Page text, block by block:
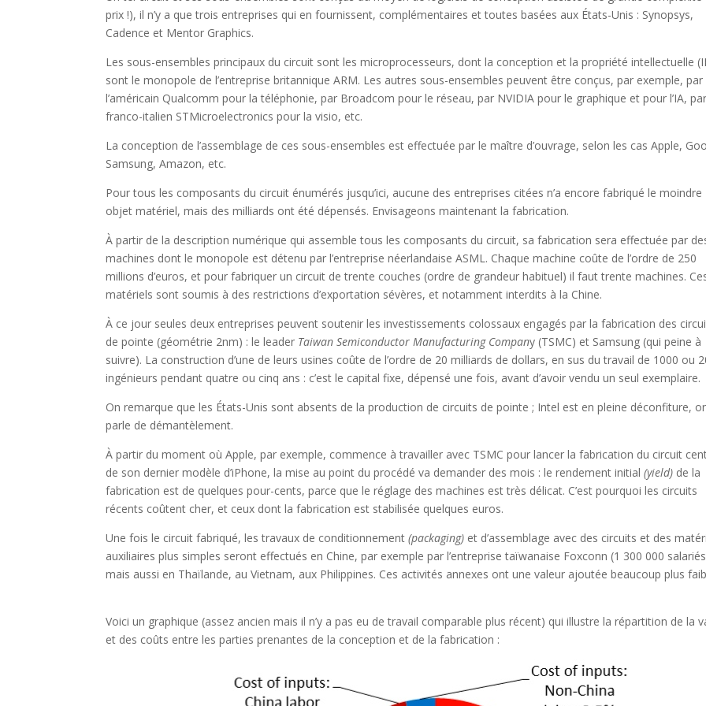
prix !), il n’y a que trois entreprises qui en fournissent, complémentaires et toutes basées aux États-Unis : Synopsys,
Cadence et Mentor Graphics.
Les sous-ensembles principaux du circuit sont les microprocesseurs, dont la conception et la propriété intellectuelle
sont le monopole de l’entreprise britannique ARM. Les autres sous-ensembles peuvent être conçus, par exemple, par
l’américain Qualcomm pour la téléphonie, par Broadcom pour le réseau, par NVIDIA pour le graphique et pour l’IA,
franco-italien STMicroelectronics pour la visio, etc.
La conception de l’assemblage de ces sous-ensembles est effectuée par le maître d’ouvrage, selon les cas Apple,
Samsung, Amazon, etc.
Pour tous les composants du circuit énumérés jusqu’ici, aucune des entreprises citées n’a encore fabriqué le moindre
objet matériel, mais des milliards ont été dépensés. Envisageons maintenant la fabrication.
À partir de la description numérique qui assemble tous les composants du circuit, sa fabrication sera effectuée par
machines dont le monopole est détenu par l’entreprise néerlandaise ASML. Chaque machine coûte de l’ordre de 250
millions d’euros, et pour fabriquer un circuit de trente couches (ordre de grandeur habituel) il faut trente machines.
matériels sont soumis à des restrictions d’exportation sévères, et notamment interdits à la Chine.
À ce jour seules deux entreprises peuvent soutenir les investissements colossaux engagés par la fabrication des
de pointe (géométrie 2nm) : le leader Taiwan Semiconductor Manufacturing Company (TSMC) et Samsung (qui peine à
suivre). La construction d’une de leurs usines coûte de l’ordre de 20 milliards de dollars, en sus du travail de 1000 ou
ingénieurs pendant quatre ou cinq ans : c’est le capital fixe, dépensé une fois, avant d’avoir vendu un seul exemplaire.
On remarque que les États-Unis sont absents de la production de circuits de pointe ; Intel est en pleine déconfiture,
parle de démantèlement.
À partir du moment où Apple, par exemple, commence à travailler avec TSMC pour lancer la fabrication du circuit
de son dernier modèle d’iPhone, la mise au point du procédé va demander des mois : le rendement initial(yield) de la
fabrication est de quelques pour-cents, parce que le réglage des machines est très délicat. C’est pourquoi les circuits
récents coûtent cher, et ceux dont la fabrication est stabilisée quelques euros.
Une fois le circuit fabriqué, les travaux de conditionnement(packaging) et d’assemblage avec des circuits et des
auxiliaires plus simples seront effectués en Chine, par exemple par l’entreprise taïwanaise Foxconn (1 300 000
mais aussi en Thaïlande, au Vietnam, aux Philippines. Ces activités annexes ont une valeur ajoutée beaucoup plus
Voici un graphique (assez ancien mais il n’y a pas eu de travail comparable plus récent) qui illustre la répartition de la
et des coûts entre les parties prenantes de la conception et de la fabrication :